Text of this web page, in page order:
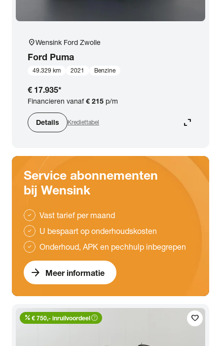
location_onWensink Ford Zwolle
Ford Puma
49.329 km 2021 Benzine
€ 17.935*
Financieren vanaf€ 215 p/m
Details Krediettabel expand_content
Service abonnementen
bij Wensink
check Vast tarief per maand
check U bespaart op onderhoudskosten
check Onderhoud, APK en pechhulp inbegrepen
arrow_forward Meer informatie
favorite
percent € 750,- inruilvoordeelhelp_outline